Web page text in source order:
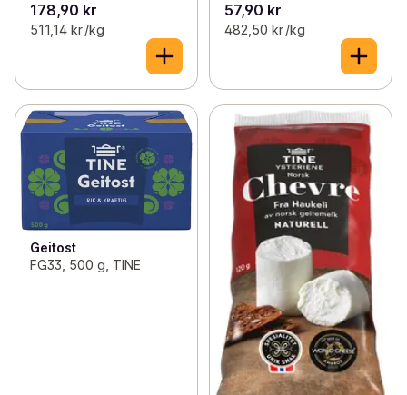
178,90 kr
511,14 kr /kg
57,90 kr
482,50 kr /kg
Geitost
FG33, 500 g, TINE